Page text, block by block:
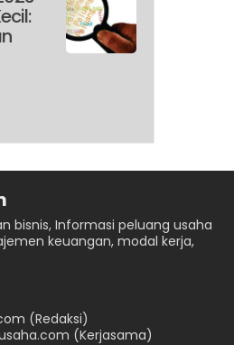
bisnis, Informasi peluang usaha
keuangan, modal kerja,
(Redaksi)
(Kerjasama)